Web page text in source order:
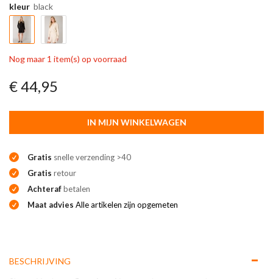
kleur black
Nog maar 1 item(s) op voorraad
€ 44,95
IN MIJN WINKELWAGEN
Gratis snelle verzending >40
Gratis retour
Achterafbetalen
Maat advies Alle artikelen zijn opgemeten
BESCHRIJVING